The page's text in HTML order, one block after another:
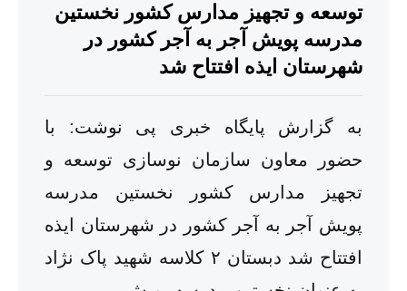
توسعه و تجهیز مدارس کشور نخستین
مدرسه پویش آجر به آجر کشور در
شهرستان ایذه افتتاح شد
به گزارش پایگاه خبری پی نوشت: با
حضور معاون سازمان نوسازی توسعه و
تجهیز مدارس کشور نخستین مدرسه
پویش آجر به آجر کشور در شهرستان ایذه
افتتاح شد دبستان ۲ کلاسه شهید پاک نژاد